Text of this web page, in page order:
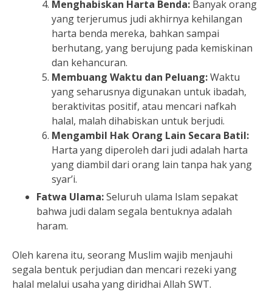
Menghabiskan Harta Benda: Banyak orang
yang terjerumus judi akhirnya kehilangan
harta benda mereka, bahkan sampai
berhutang, yang berujung pada kemiskinan
dan kehancuran.
Membuang Waktu dan Peluang:Waktu
yang seharusnya digunakan untuk ibadah,
beraktivitas positif, atau mencari nafkah
halal, malah dihabiskan untuk berjudi.
Mengambil Hak Orang Lain Secara Batil:
Harta yang diperoleh dari judi adalah harta
yang diambil dari orang lain tanpa hak yang
syar’i.
Fatwa Ulama:Seluruh ulama Islam sepakat
bahwa judi dalam segala bentuknya adalah
haram.
Oleh karena itu, seorang Muslim wajib menjauhi
segala bentuk perjudian dan mencari rezeki yang
halal melalui usaha yang diridhai Allah SWT.